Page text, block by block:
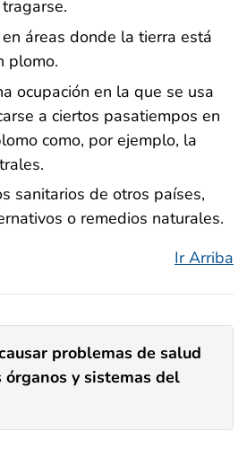
áreas donde la tierra está
plomo.
ocupación en la que se usa
a ciertos pasatiempos en
como, por ejemplo, la
sanitarios de otros países,
o remedios naturales.
Ir Arriba
problemas de salud
y sistemas del